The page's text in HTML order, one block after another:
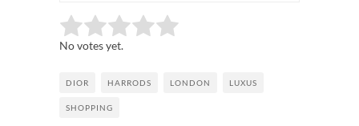
Rate this item: Submit Rating
No votes yet.
DIOR HARRODS LONDON LUXUS
SHOPPING